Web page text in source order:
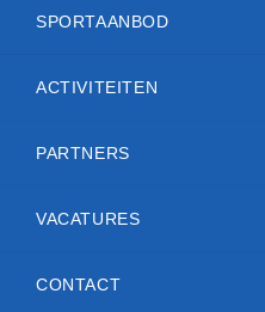
SPORTAANBOD
ACTIVITEITEN
PARTNERS
VACATURES
CONTACT